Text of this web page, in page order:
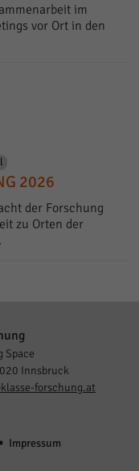
im
vor Ort in den
2026
der Forschung
zu Orten der
Space
Innsbruck
forschung.at
Impressum